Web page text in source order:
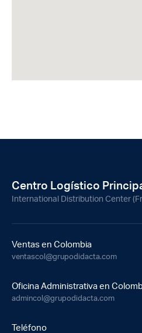
Centro Logístico
International Distribution Center
Ventas en Colombia
ventascol@grupodidacta.com
Oficina Administrativa en
admincol@grupodidacta.com
Teléfono